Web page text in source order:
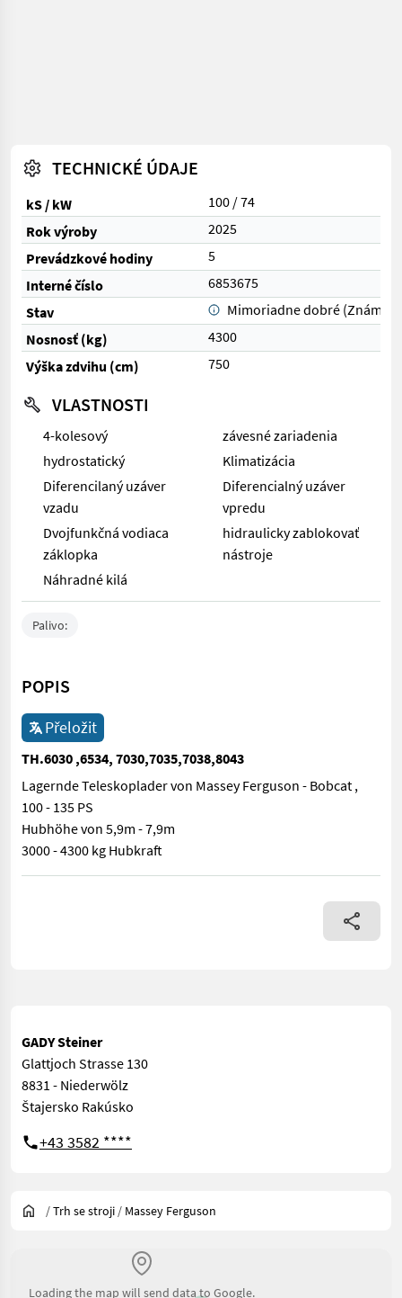
TECHNICKÉ ÚDAJE
kS / kW
100 / 74
Rok výroby
2025
Prevádzkové hodiny
5
Interné číslo
6853675
Stav
Mimoriadne dobré (Známka
Nosnosť (kg)
4300
Výška zdvihu (cm)
750
VLASTNOSTI
4-kolesový
závesné zariadenia
hydrostatický
Klimatizácia
Diferencilaný uzáver
vzadu
Diferencialný uzáver
vpredu
Dvojfunkčná vodiaca
záklopka
hidraulicky zablokovať
nástroje
Náhradné kilá
Palivo:
POPIS
Přeložit
TH.6030 ,6534, 7030,7035,7038,8043
Lagernde Teleskoplader von Massey Ferguson - Bobcat ,
100 - 135 PS
Hubhöhe von 5,9m - 7,9m
3000 - 4300 kg Hubkraft
Lagernde Teleskoplader von Massey Ferguson - Bobcat , 100 -
GADY Steiner
Glattjoch Strasse 130
8831 - Niederwölz
Štajersko Rakúsko
+43 3582 ****
/Trh se stroji / Massey Ferguson
Loading the map will send data to Google.